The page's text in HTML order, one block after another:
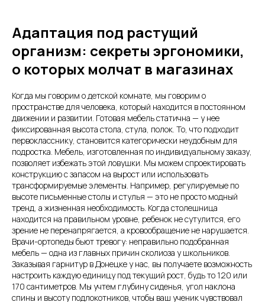
Адаптация под растущий
организм: секреты эргономики,
о которых молчат в магазинах
Когда мы говорим о детской комнате, мы говорим о
пространстве для человека, который находится в постоянном
движении и развитии. Готовая мебель статична — у нее
фиксированная высота стола, стула, полок. То, что подходит
первокласснику, становится категорически неудобным для
подростка. Мебель, изготовленная по индивидуальному заказу,
позволяет избежать этой ловушки. Мы можем спроектировать
конструкцию с запасом на вырост или использовать
трансформируемые элементы. Например, регулируемые по
высоте письменные столы и стулья — это не просто модный
тренд, а жизненная необходимость. Когда столешница
находится на правильном уровне, ребенок не сутулится, его
зрение не перенапрягается, а кровообращение не нарушается.
Врачи-ортопеды бьют тревогу: неправильно подобранная
мебель — одна из главных причин сколиоза у школьников.
Заказывая гарнитур в Донецке у нас, вы получаете возможность
настроить каждую единицу под текущий рост, будь то 120 или
170 сантиметров. Мы учтем глубину сиденья, угол наклона
спины и высоту подлокотников, чтобы ваш ученик чувствовал